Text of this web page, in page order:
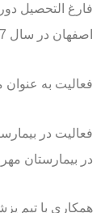
فارغ التحصیل
اصفهان در سال ۱۳87
فعالیت به عنوان
در بیمارستان مهر